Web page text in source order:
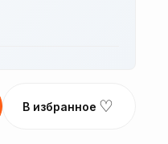
В избранное ♡